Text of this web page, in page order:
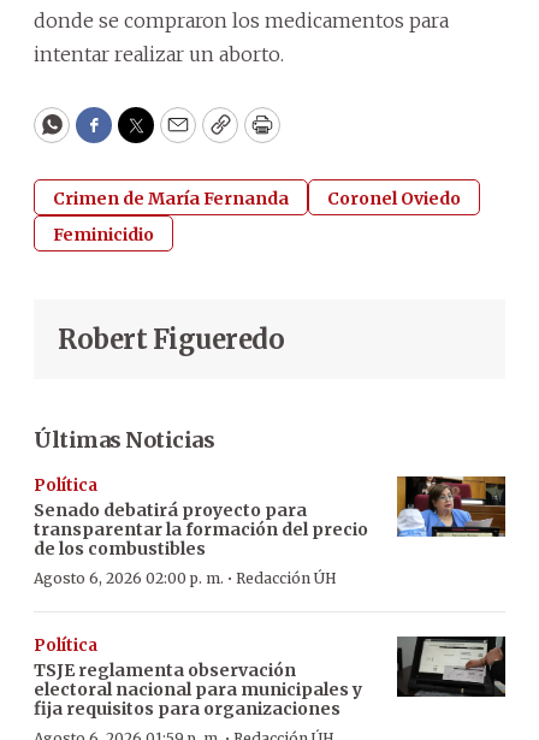
donde se compraron los medicamentos para
intentar realizar un aborto.
WhatsApp
Facebook
Twitter
EmailCopyPrint
Crimen de María Fernanda
Coronel Oviedo
Feminicidio
Robert Figueredo
Últimas Noticias
Política
Senado debatirá proyecto para
transparentar la formación del precio
de los combustibles
Agosto 6, 2026 02:00 p. m. · Redacción ÚH
Política
TSJE reglamenta observación
electoral nacional para municipales y
fija requisitos para organizaciones